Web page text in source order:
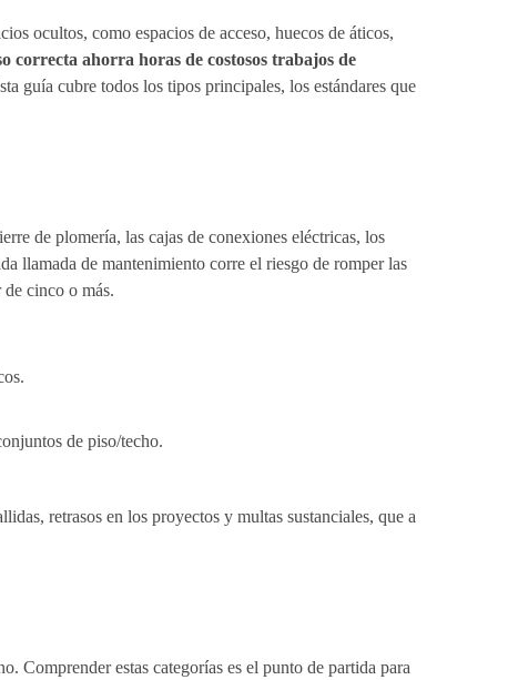
ocultos, como espacios de acceso, huecos de áticos,
correcta ahorra horas de costosos trabajos de
guía cubre todos los tipos principales, los estándares que
de plomería, las cajas de conexiones eléctricas, los
llamada de mantenimiento corre el riesgo de romper las
cinco o más.
de piso/techo.
retrasos en los proyectos y multas sustanciales, que a
Comprender estas categorías es el punto de partida para